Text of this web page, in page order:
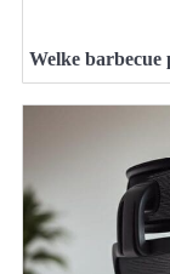
Welke barbecue